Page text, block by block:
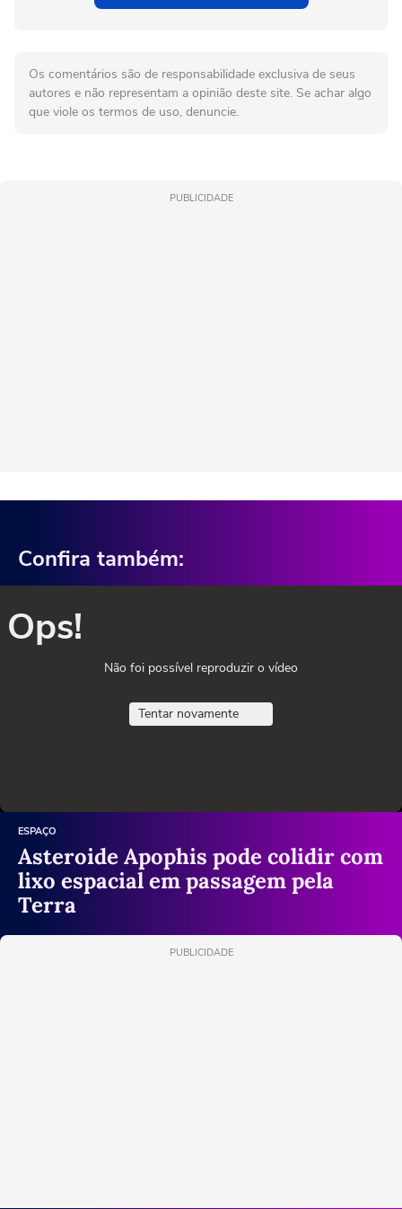
Os comentários são de responsabilidade exclusiva de seus
autores e não representam a opinião deste site. Se achar algo
que viole os termos de uso, denuncie.
PUBLICIDADE
Confira também:
Ops!
Não foi possível reproduzir o vídeo
Tentar novamente
ESPAÇO
Asteroide Apophis pode colidir com
lixo espacial em passagem pela
Terra
PUBLICIDADE